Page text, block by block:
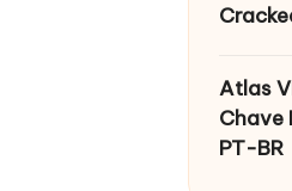
Atlas
Chave
PT-BR